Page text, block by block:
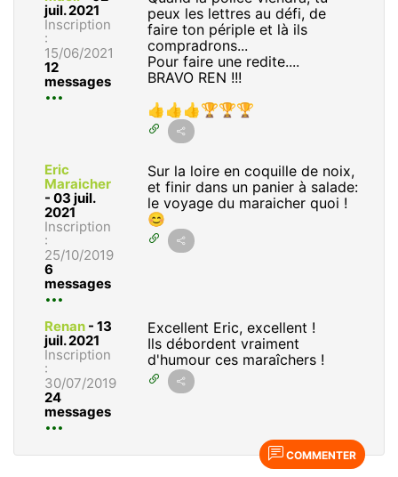
juil. 2021
Inscription
:
15/06/2021
12
messages
peux les lettres au défi, de
faire ton périple et là ils
compradrons...
Pour faire une redite....
BRAVO REN !!!
👍👍👍🏆🏆🏆
Eric
Maraicher
- 03 juil.
2021
Inscription
:
25/10/2019
6
messages
Sur la loire en coquille de noix,
et finir dans un panier à salade:
le voyage du maraicher quoi !
😊
Renan - 13
juil. 2021
Inscription
:
30/07/2019
24
messages
Excellent Eric, excellent !
Ils débordent vraiment
d'humour ces maraîchers !
COMMENTER